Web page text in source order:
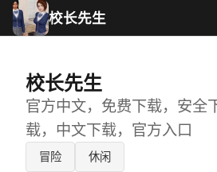
校长先生
校长先生
官方中文，免费下载，安全
载，中文下载，官方入口
冒险 休闲